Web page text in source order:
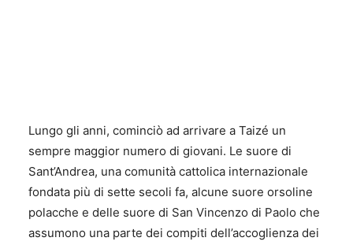
Lungo gli anni, cominciò ad arrivare a Taizé un
sempre maggior numero di giovani. Le suore di
Sant’Andrea, una comunità cattolica internazionale
fondata più di sette secoli fa, alcune suore orsoline
polacche e delle suore di San Vincenzo di Paolo che
assumono una parte dei compiti dell’accoglienza dei